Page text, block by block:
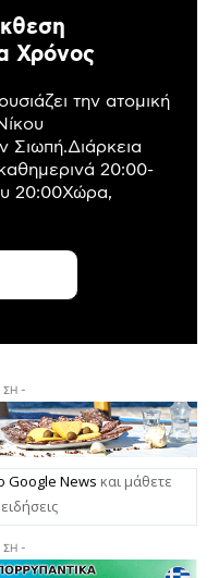
Χρόνος
την ατομική
20:00-
20:00Χώρα,
ΣΗ -
Google News και μάθετε
ΣΗ -